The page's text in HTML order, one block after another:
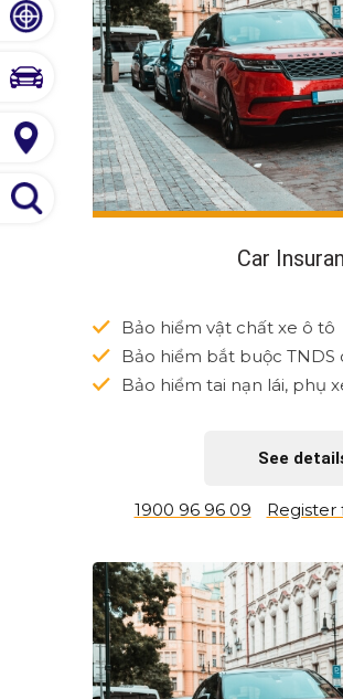
Car
Bảo hiểm vật chất xe ô tô
Bảo hiểm bắt buộc TNDS
Bảo hiểm tai nạn lái, phụ
See
1900 96 96 09 Register